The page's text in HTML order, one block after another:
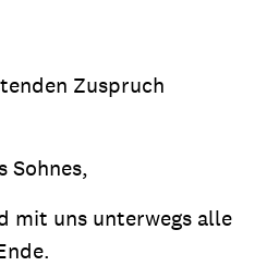
Zuspruch
Sohnes,
mit uns unterwegs alle